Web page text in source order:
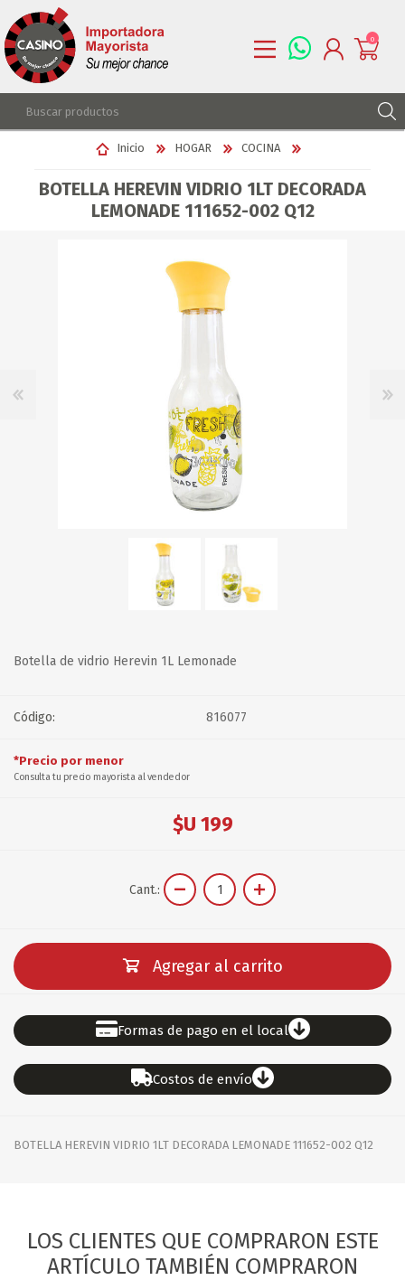
REGISTRARSE
LISTA DE DESEOS
0
Inicio HOGAR COCINA
BOTELLA HEREVIN VIDRIO 1LT DECORADA
LEMONADE 111652-002 Q12
Botella de vidrio Herevin 1L Lemonade
Código: 816077
*Precio por menor
Consulta tu precio mayorista al vendedor
$U 199
Cant.:
Agregar al carrito
Formas de pago en el local
Costos de envío
BOTELLA HEREVIN VIDRIO 1LT DECORADA LEMONADE 111652-002 Q12
LOS CLIENTES QUE COMPRARON ESTE
ARTÍCULO TAMBIÉN COMPRARON